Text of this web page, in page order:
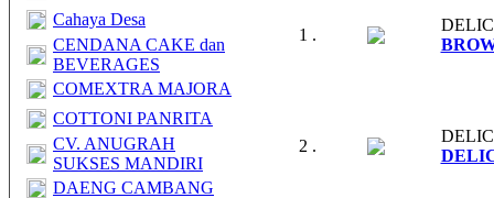
Cahaya Desa
CENDANA CAKE dan
BEVERAGES
COMEXTRA MAJORA
COTTONI PANRITA
CV. ANUGRAH
SUKSES MANDIRI
DAENG CAMBANG
1 .
2 .